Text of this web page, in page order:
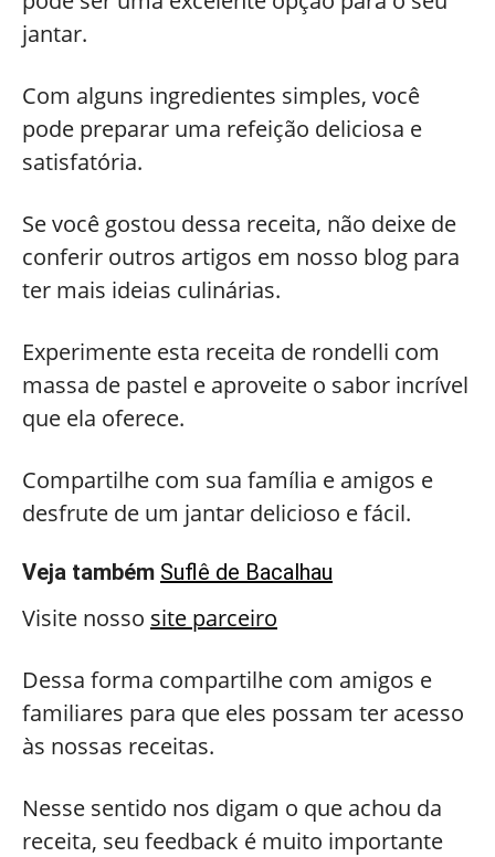
jantar.
Com alguns ingredientes simples, você
pode preparar uma refeição deliciosa e
satisfatória.
Se você gostou dessa receita, não deixe de
conferir outros artigos em nosso blog para
ter mais ideias culinárias.
Experimente esta receita de rondelli com
massa de pastel e aproveite o sabor incrível
que ela oferece.
Compartilhe com sua família e amigos e
desfrute de um jantar delicioso e fácil.
Veja também Suflê de Bacalhau
Visite nosso site parceiro
Dessa forma compartilhe com amigos e
familiares para que eles possam ter acesso
às nossas receitas.
Nesse sentido nos digam o que achou da
receita, seu feedback é muito importante